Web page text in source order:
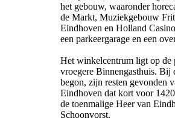
het gebouw, waaronder
de Markt, Muziekgebouw
Eindhoven en Holland
een parkeergarage en een
Het winkelcentrum ligt op de
vroegere Binnengasthuis. Bij
begon, zijn resten gevonden
Eindhoven dat kort voor
de toenmalige Heer van
Schoonvorst.